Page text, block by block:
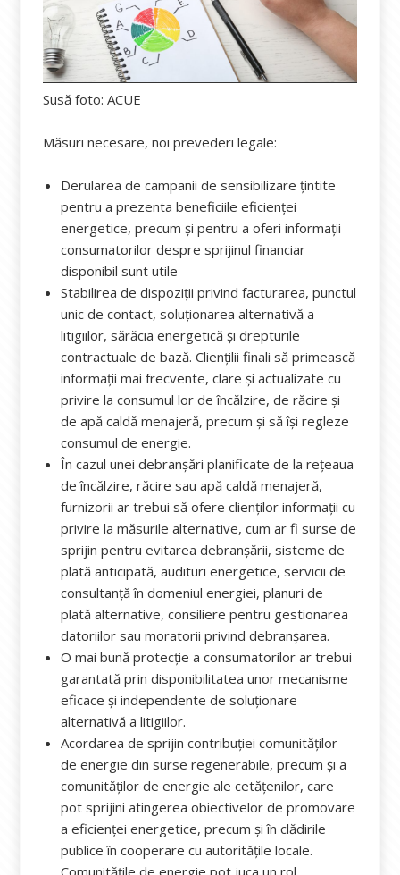
Susă foto: ACUE
Măsuri necesare, noi prevederi legale:
Derularea de campanii de sensibilizare țintite
pentru a prezenta beneficiile eficienței
energetice, precum și pentru a oferi informații
consumatorilor despre sprijinul financiar
disponibil sunt utile
Stabilirea de dispoziții privind facturarea, punctul
unic de contact, soluționarea alternativă a
litigiilor, sărăcia energetică și drepturile
contractuale de bază. Cliențilii finali să primească
informații mai frecvente, clare și actualizate cu
privire la consumul lor de încălzire, de răcire și
de apă caldă menajeră, precum și să își regleze
consumul de energie.
În cazul unei debranșări planificate de la rețeaua
de încălzire, răcire sau apă caldă menajeră,
furnizorii ar trebui să ofere clienților informații cu
privire la măsurile alternative, cum ar fi surse de
sprijin pentru evitarea debranșării, sisteme de
plată anticipată, audituri energetice, servicii de
consultanță în domeniul energiei, planuri de
plată alternative, consiliere pentru gestionarea
datoriilor sau moratorii privind debranșarea.
O mai bună protecție a consumatorilor ar trebui
garantată prin disponibilitatea unor mecanisme
eficace și independente de soluționare
alternativă a litigiilor.
Acordarea de sprijin contribuției comunităților
de energie din surse regenerabile, precum și a
comunităților de energie ale cetățenilor, care
pot sprijini atingerea obiectivelor de promovare
a eficienței energetice, precum și în clădirile
publice în cooperare cu autoritățile locale.